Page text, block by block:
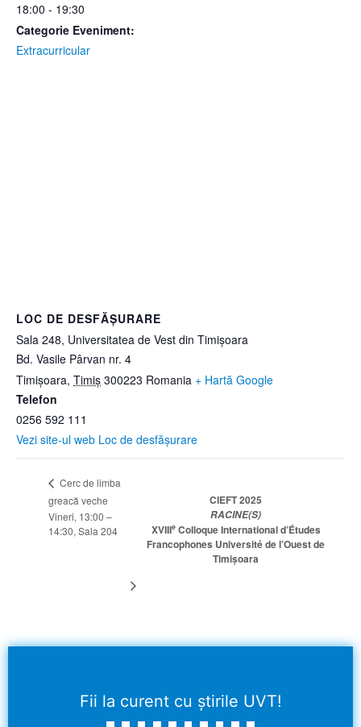
18:00 - 19:30
Categorie Eveniment:
Extracurricular
LOC DE DESFĂȘURARE
Sala 248, Universitatea de Vest din Timișoara
Bd. Vasile Pârvan nr. 4
Timișoara, Timiș 300223 Romania + Hartă Google
Telefon
0256 592 111
Vezi site-ul web Loc de desfășurare
Cerc de limba
greacă veche
Vineri, 13:00 –
14:30, Sala 204
CIEFT 2025
RACINE(S)
XVIIIeColloque International d’Études
Francophones Université de l’Ouest de
Timişoara
Fii la curent cu știrile UVT!